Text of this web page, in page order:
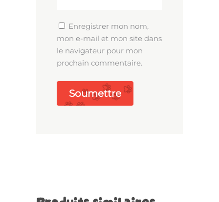
Enregistrer mon nom,
mon e-mail et mon site dans
le navigateur pour mon
prochain commentaire.